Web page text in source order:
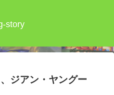
story
ジアン・ヤングー